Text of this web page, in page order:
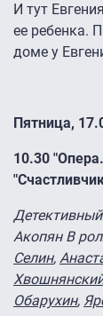
И тут
ее ребенка.
доме у
Пятница,
10.30
Акопян В
Селин,
Обарухин,